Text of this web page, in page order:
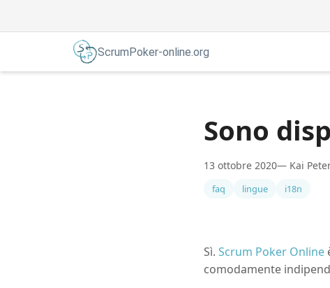
ScrumPoker-online.org
Sono
13 ottobre 2020— Kai
faq lingue i18n
Sì. Scrum Poker Online
comodamente